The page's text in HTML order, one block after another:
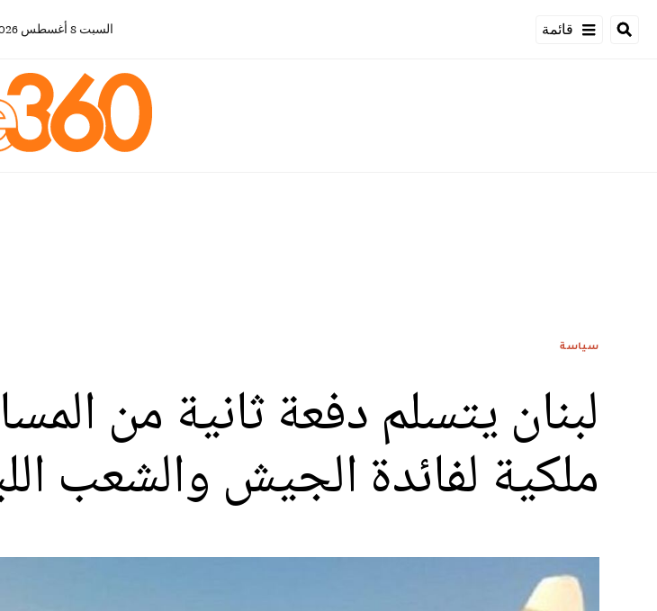
قائمة السبت 8 أغسطس
سياسة
لبنان يتسلم دفعة ثانية من
ملكية لفائدة الجيش والشعب